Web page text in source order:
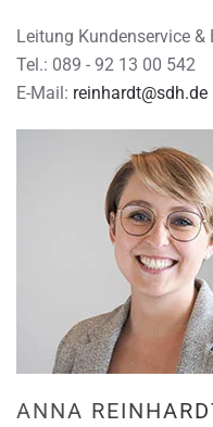
Leitung Kundenservice
Tel.: 089 - 92 13 00 542
E-Mail: reinhardt@sdh.de
ANNA